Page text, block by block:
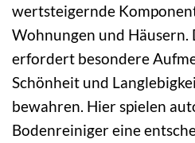
wertsteigernde
Wohnungen und Häusern.
erfordert besondere
Schönheit und
bewahren. Hier spielen
Bodenreiniger eine